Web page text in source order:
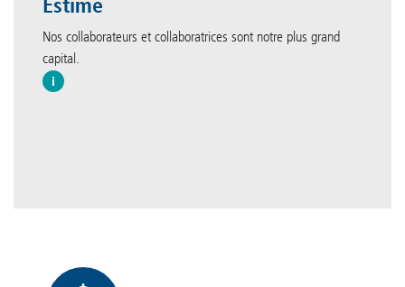
Estime
Nos collaborateurs et collaboratrices sont notre plus grand
capital.